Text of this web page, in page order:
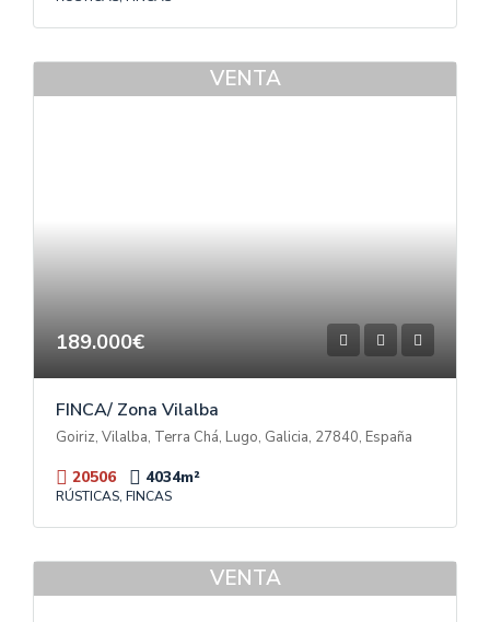
VENTA
189.000€
FINCA/ Zona Vilalba
Goiriz, Vilalba, Terra Chá, Lugo, Galicia, 27840, España
20506 4034m²
RÚSTICAS, FINCAS
VENTA